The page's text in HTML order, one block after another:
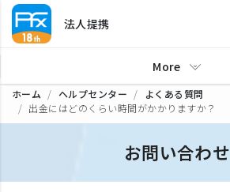
法人提携
More
ホーム ヘルプセンター
よくある質問
出金にはどのくらい時間がかかりますか？
お問い合わせ